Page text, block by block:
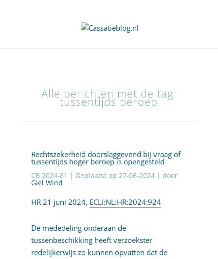
Alle berichten met de tag:
tussentijds beroep
Rechtszekerheid doorslaggevend bij vraag of
tussentijds hoger beroep is opengesteld
CB 2024-81 | Geplaatst op 27-06-2024| door
Giel Wind
HR 21 juni 2024, ECLI:NL:HR:2024:924
De mededeling onderaan de
tussenbeschikking heeft verzoekster
redelijkerwijs zo kunnen opvatten dat de